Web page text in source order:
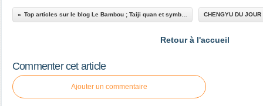
Retour à l'accueil
Commenter cet article
Ajouter un commentaire